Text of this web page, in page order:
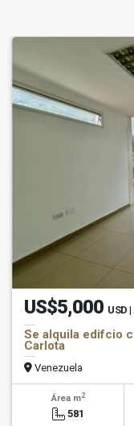
US$5,000 USD |
Se alquila edifcio
Carlota
Venezuela
Área m2
581